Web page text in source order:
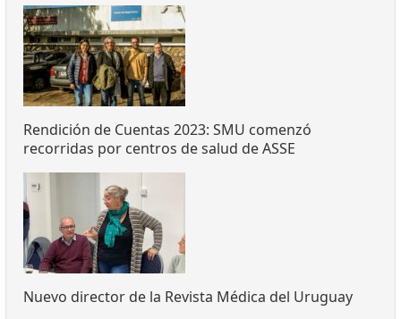
Rendición de Cuentas 2023: SMU comenzó
recorridas por centros de salud de ASSE
Nuevo director de la Revista Médica del Uruguay